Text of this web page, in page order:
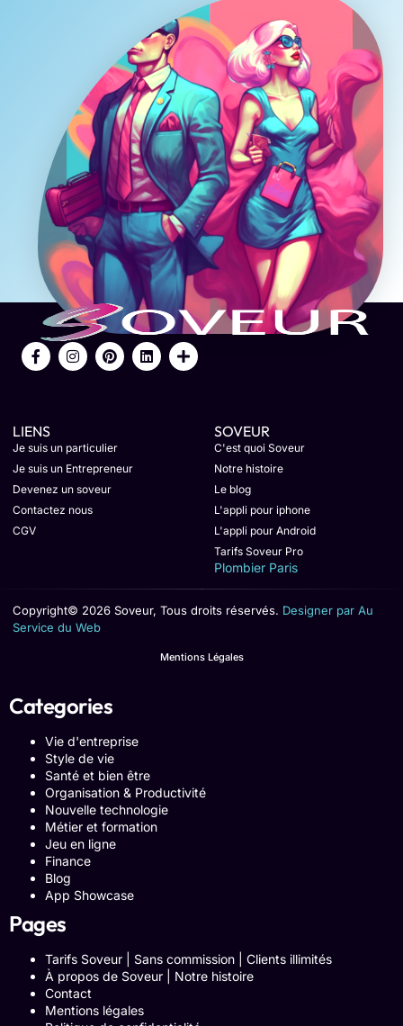
LIENS
Je suis un particulier
Je suis un Entrepreneur
Devenez un soveur
Contactez nous
CGV
SOVEUR
C'est quoi Soveur
Notre histoire
Le blog
L'appli pour iphone
L'appli pour Android
Tarifs Soveur Pro
Plombier Paris
Copyright© 2026 Soveur, Tous droits réservés. Designer par Au
Service du Web
Mentions Légales
Categories
Vie d'entreprise
Style de vie
Santé et bien être
Organisation & Productivité
Nouvelle technologie
Métier et formation
Jeu en ligne
Finance
Blog
App Showcase
Pages
Tarifs Soveur | Sans commission | Clients illimités
À propos de Soveur | Notre histoire
Contact
Mentions légales